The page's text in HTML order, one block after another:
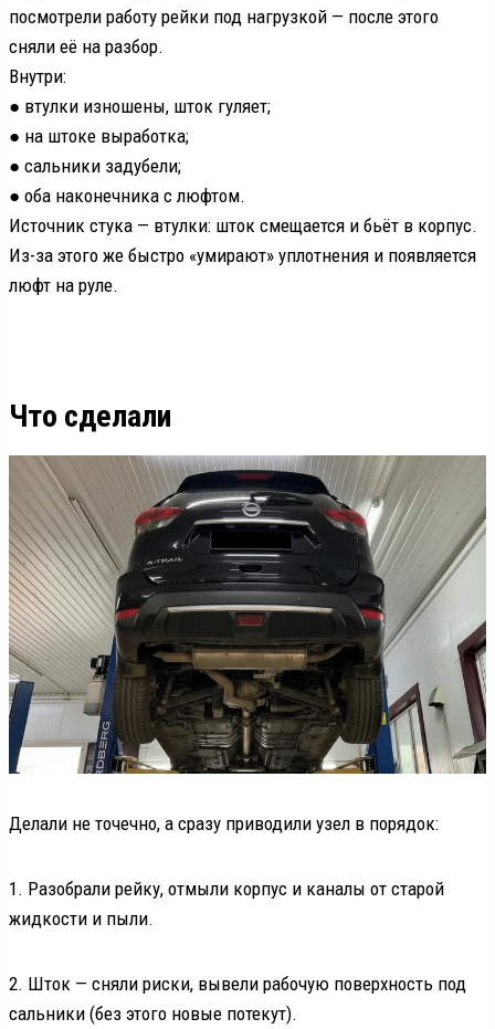
посмотрели работу рейки под нагрузкой — после этого
сняли её на разбор.
Внутри:
● втулки изношены, шток гуляет;
● на штоке выработка;
● сальники задубели;
● оба наконечника с люфтом.
Источник стука — втулки: шток смещается и бьёт в корпус.
Из-за этого же быстро «умирают» уплотнения и появляется
люфт на руле.
Что сделали
Делали не точечно, а сразу приводили узел в порядок:
1. Разобрали рейку, отмыли корпус и каналы от старой
жидкости и пыли.
2. Шток — сняли риски, вывели рабочую поверхность под
сальники (без этого новые потекут).